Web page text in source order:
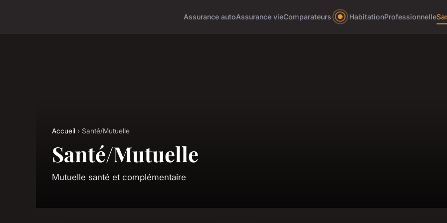
Assurance autoAssurance vieComparateurs HabitationProfessionnelle
Accueil › Santé/Mutuelle
Santé/Mutuelle
Mutuelle santé et complémentaire